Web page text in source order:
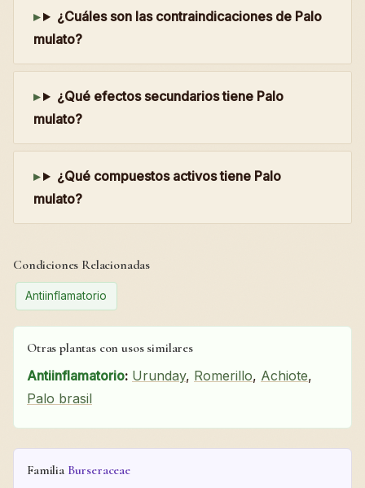
¿Cuáles son las contraindicaciones de Palo
mulato?
¿Qué efectos secundarios tiene Palo
mulato?
¿Qué compuestos activos tiene Palo
mulato?
Condiciones Relacionadas
Antiinflamatorio
Otras plantas con usos similares
Antiinflamatorio: Urunday, Romerillo, Achiote,
Palo brasil
Familia Burseraceae